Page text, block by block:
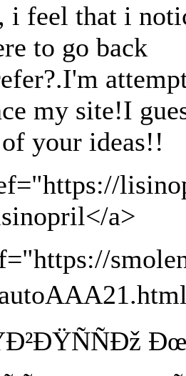
i feel that i
to go back
my site!I
your ideas!!
a>